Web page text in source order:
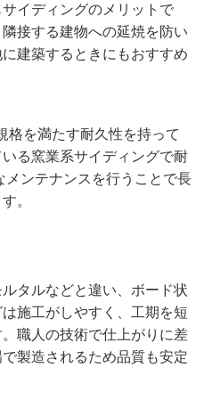
イディングのメリットで
接する建物への延焼を防い
建築するときにもおすすめ
格を満たす耐久性を持って
る窯業系サイディングで耐
メンテナンスを行うことで長
。
タルなどと違い、ボード状
施工がしやすく、工期を短
職人の技術で仕上がりに差
製造されるため品質も安定